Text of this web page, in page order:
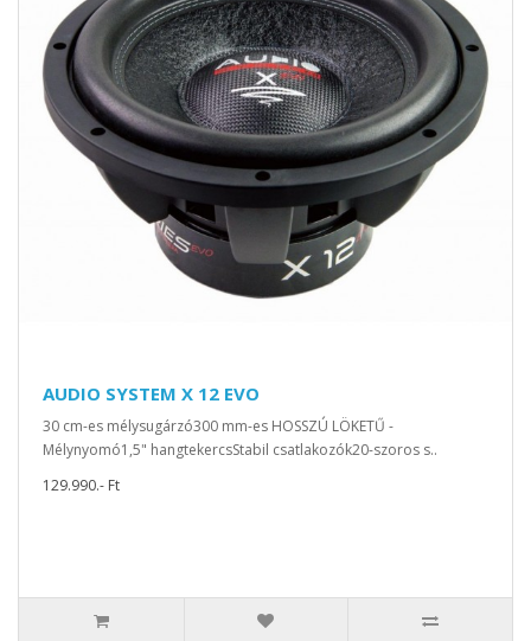
AUDIO SYSTEM X 12 EVO
30 cm-es mélysugárzó300 mm-es HOSSZÚ LÖKETŰ -
Mélynyomó1,5" hangtekercsStabil csatlakozók20-szoros s..
129.990.- Ft